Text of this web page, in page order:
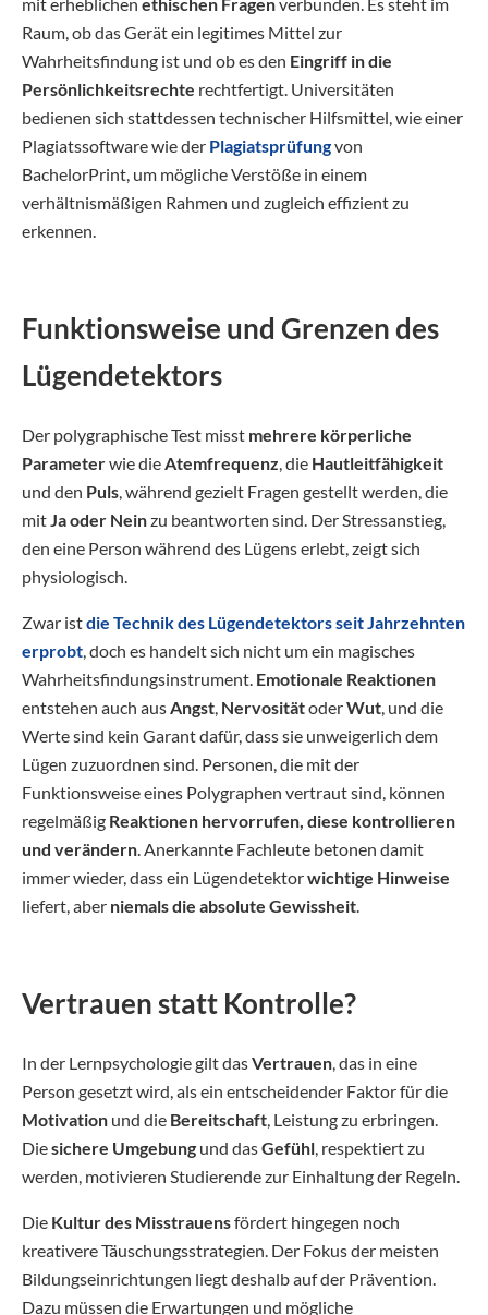
Raum, ob das Gerät ein legitimes Mittel zur
Wahrheitsfindung ist und ob es den Eingriff in die
Persönlichkeitsrechte rechtfertigt. Universitäten
bedienen sich stattdessen technischer Hilfsmittel, wie einer
Plagiatssoftware wie der Plagiatsprüfungvon
BachelorPrint, um mögliche Verstöße in einem
verhältnismäßigen Rahmen und zugleich effizient zu
erkennen.
Funktionsweise und Grenzen des
Lügendetektors
Der polygraphische Test misst mehrere körperliche
Parameterwie dieAtemfrequenz, die Hautleitfähigkeit
und den Puls, während gezielt Fragen gestellt werden, die
mitJa oder Neinzu beantworten sind. Der Stressanstieg,
den eine Person während des Lügens erlebt, zeigt sich
physiologisch.
Zwar istdie Technik des Lügendetektors seit Jahrzehnten
erprobt, doch es handelt sich nicht um ein magisches
Wahrheitsfindungsinstrument. Emotionale Reaktionen
entstehen auch ausAngst, NervositätoderWut, und die
Werte sind kein Garant dafür, dass sie unweigerlich dem
Lügen zuzuordnen sind. Personen, die mit der
Funktionsweise eines Polygraphen vertraut sind, können
regelmäßig Reaktionen hervorrufen, diese kontrollieren
und verändern. Anerkannte Fachleute betonen damit
immer wieder, dass ein Lügendetektorwichtige Hinweise
liefert, aber niemals die absolute Gewissheit.
Vertrauen statt Kontrolle?
In der Lernpsychologie gilt dasVertrauen, das in eine
Person gesetzt wird, als ein entscheidender Faktor für die
Motivation und die Bereitschaft, Leistung zu erbringen.
Diesichere Umgebung und dasGefühl, respektiert zu
werden, motivieren Studierende zur Einhaltung der Regeln.
Die Kultur des Misstrauensfördert hingegen noch
kreativere Täuschungsstrategien. Der Fokus der meisten
Bildungseinrichtungen liegt deshalb auf der Prävention.
Dazu müssen die Erwartungen und mögliche